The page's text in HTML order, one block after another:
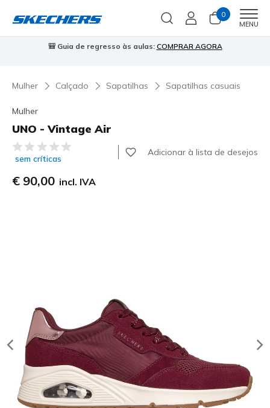
0
MENU
🎒 Guia de regresso às aulas: COMPRAR AGORA
Mulher Calçado Sapatilhas Sapatilhas casuais
Mulher
UNO - Vintage Air
4$2 de 5 – Classificação do cliente
sem críticas
Adicionar à lista de desejos
€ 90,00 incl. IVA